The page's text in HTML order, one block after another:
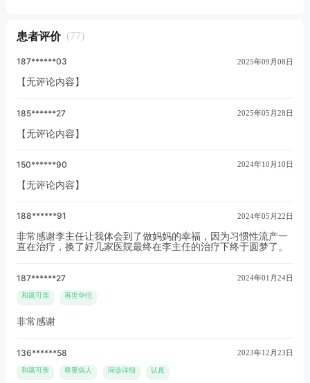
患者评价 (77)
187******03 2025年09月08日
【无评论内容】
185******27 2025年05月28日
【无评论内容】
150******90 2024年10月10日
【无评论内容】
188******91 2024年05月22日
非常感谢李主任让我体会到了做妈妈的幸福，因为习惯性流产一
直在治疗，换了好几家医院最终在李主任的治疗下终于圆梦了。
187******27 2024年01月24日
和蔼可亲 再世华佗
非常感谢
136******58 2023年12月23日
和蔼可亲 尊重病人 问诊详细 认真